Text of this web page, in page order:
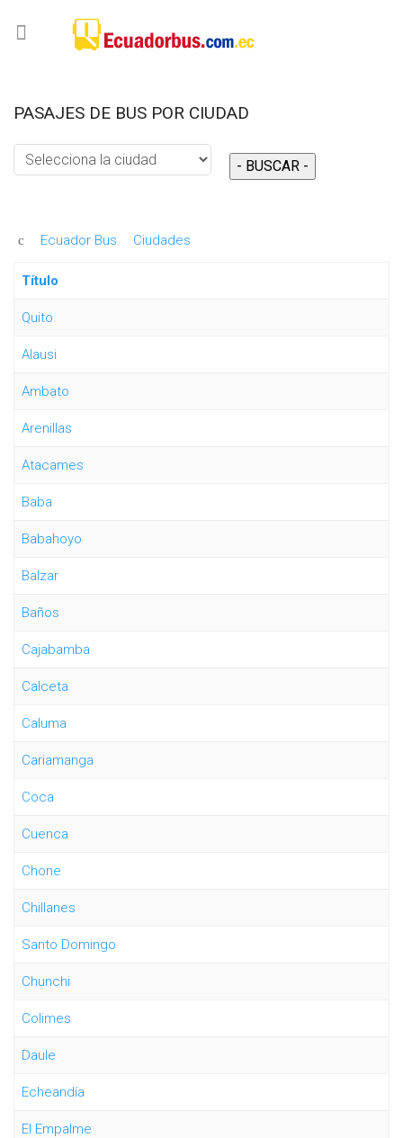
PASAJES DE BUS POR CIUDAD
- BUSCAR -
Ecuador Bus Ciudades
Título
Quito
Alausi
Ambato
Arenillas
Atacames
Baba
Babahoyo
Balzar
Baños
Cajabamba
Calceta
Caluma
Cariamanga
Coca
Cuenca
Chone
Chillanes
Santo Domingo
Chunchi
Colimes
Daule
Echeandía
El Empalme